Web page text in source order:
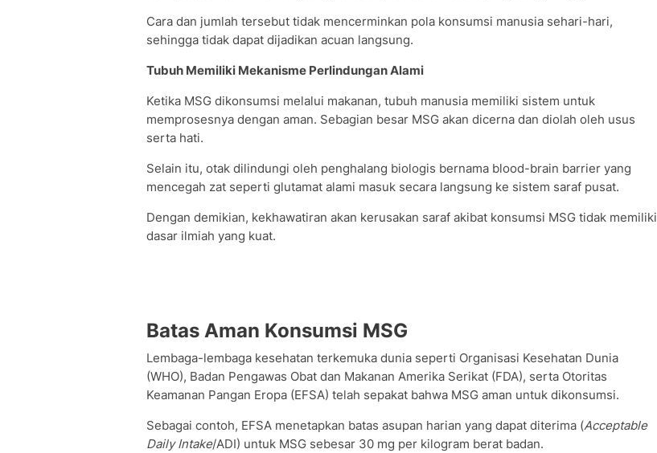
Cara dan jumlah tersebut tidak mencerminkan pola konsumsi manusia sehari-hari,
sehingga tidak dapat dijadikan acuan langsung.
Tubuh Memiliki Mekanisme Perlindungan Alami
Ketika MSG dikonsumsi melalui makanan, tubuh manusia memiliki sistem untuk
memprosesnya dengan aman. Sebagian besar MSG akan dicerna dan diolah oleh usus
serta hati.
Selain itu, otak dilindungi oleh penghalang biologis bernama blood-brain barrier yang
mencegah zat seperti glutamat alami masuk secara langsung ke sistem saraf pusat.
Dengan demikian, kekhawatiran akan kerusakan saraf akibat konsumsi MSG tidak memiliki
dasar ilmiah yang kuat.
Batas Aman Konsumsi MSG
Lembaga-lembaga kesehatan terkemuka dunia seperti Organisasi Kesehatan Dunia
(WHO), Badan Pengawas Obat dan Makanan Amerika Serikat (FDA), serta Otoritas
Keamanan Pangan Eropa (EFSA) telah sepakat bahwa MSG aman untuk dikonsumsi.
Sebagai contoh, EFSA menetapkan batas asupan harian yang dapat diterima (Acceptable
Daily Intake/ADI) untuk MSG sebesar 30 mg per kilogram berat badan.